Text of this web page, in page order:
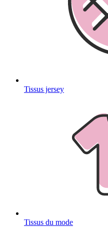
Tissus jersey
Tissus du mode